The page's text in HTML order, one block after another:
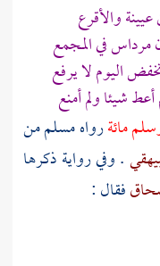
عيينةوالأقرع
مرداسفي المجمع
اليوم لا يرفع
شيئا ولم أمنع
مائةرواهمسلممن
. وفي رواية ذكرها
فقال :